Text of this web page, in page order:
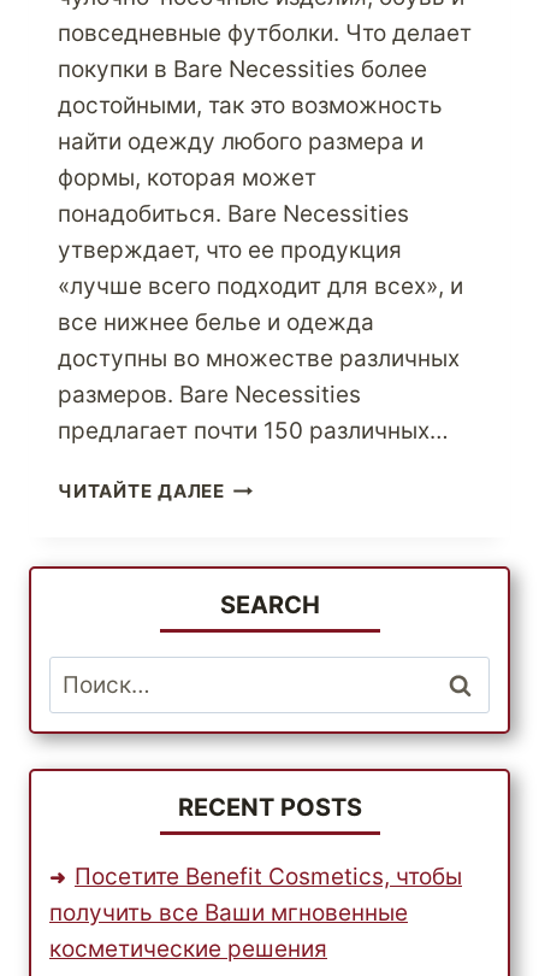
повседневные футболки. Что делает
покупки в Bare Necessities более
достойными, так это возможность
найти одежду любого размера и
формы, которая может
понадобиться. Bare Necessities
утверждает, что ее продукция
«лучше всего подходит для всех», и
все нижнее белье и одежда
доступны во множестве различных
размеров. Bare Necessities
предлагает почти 150 различных…
ЧИТАЙТЕ ДАЛЕЕСТАНЬТЕ
BARE
NECESSITIES
ПРЯМО
СЕЙЧАС
SEARCH
Найти:
RECENT POSTS
Посетите Benefit Cosmetics, чтобы
получить все Ваши мгновенные
косметические решения